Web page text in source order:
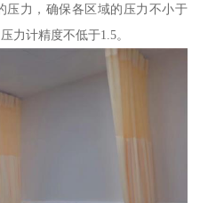
压力，确保各区域的压力不小于
力计精度不低于1.5。